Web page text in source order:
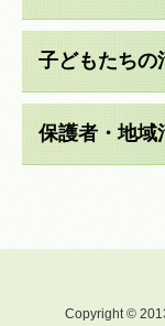
子どもたちの
保護者・地域
Copyright ©